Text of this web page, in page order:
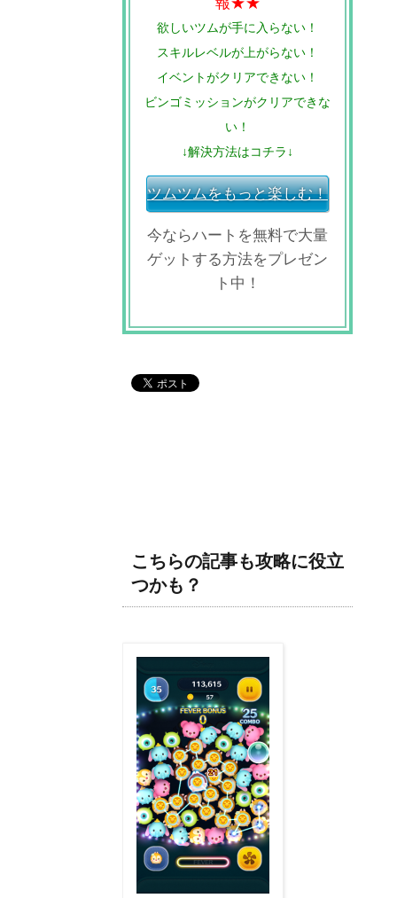
欲しいツムが手に入らない！
スキルレベルが上がらない！
イベントがクリアできない！
ビンゴミッションがクリアできな
い！
↓解決方法はコチラ↓
ツムツムをもっと楽しむ！
今ならハートを無料で大量
ゲットする方法をプレゼン
ト中！
こちらの記事も攻略に役立
つかも？